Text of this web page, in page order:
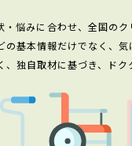
・悩みに合わせ、全国の
基本情報だけでなく、
、独自取材に基づき、ド